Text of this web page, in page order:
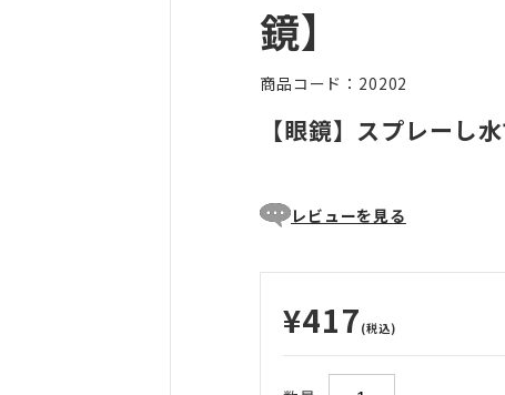
鏡】
商品コード：20202
【眼鏡】スプレーし
レビューを見る
¥417 (税込)